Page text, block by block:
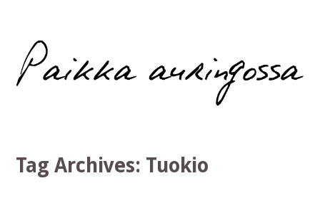
Paikka auringossa
Tag Archives: Tuokio